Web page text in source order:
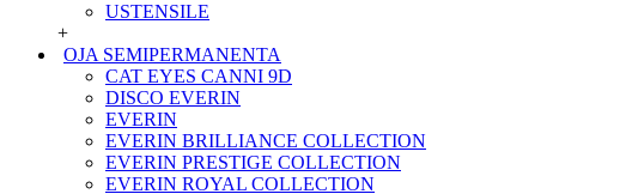
USTENSILE
+
OJA SEMIPERMANENTA
CAT EYES CANNI 9D
DISCO EVERIN
EVERIN
EVERIN BRILLIANCE COLLECTION
EVERIN PRESTIGE COLLECTION
EVERIN ROYAL COLLECTION